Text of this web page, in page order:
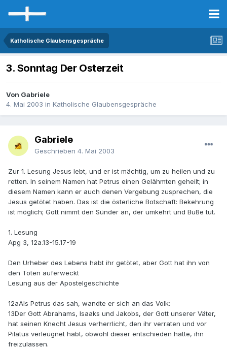
Katholische Glaubensgespräche
3. Sonntag Der Osterzeit
Von Gabriele
4. Mai 2003 in Katholische Glaubensgespräche
Gabriele
Geschrieben 4. Mai 2003
Zur 1. Lesung Jesus lebt, und er ist mächtig, um zu heilen und zu
retten. In seinem Namen hat Petrus einen Gelähmten geheilt; in
diesem Namen kann er auch denen Vergebung zusprechen, die
Jesus getötet haben. Das ist die österliche Botschaft: Bekehrung
ist möglich; Gott nimmt den Sünder an, der umkehrt und Buße tut.
1. Lesung
Apg 3, 12a.13-15.17-19
Den Urheber des Lebens habt ihr getötet, aber Gott hat ihn von
den Toten auferweckt
Lesung aus der Apostelgeschichte
12aAls Petrus das sah, wandte er sich an das Volk:
13Der Gott Abrahams, Isaaks und Jakobs, der Gott unserer Väter,
hat seinen Knecht Jesus verherrlicht, den ihr verraten und vor
Pilatus verleugnet habt, obwohl dieser entschieden hatte, ihn
freizulassen.